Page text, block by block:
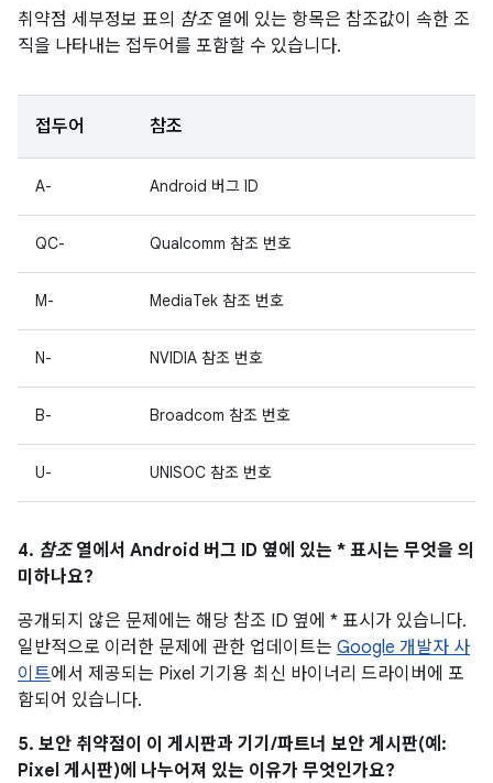
취약점 세부정보 표의 참조열에 있는 항목은 참조값이 속한 조
직을 나타내는 접두어를 포함할 수 있습니다.
접두어 참조
A- Android 버그 ID
QC- Qualcomm 참조 번호
M- MediaTek 참조 번호
N- NVIDIA 참조 번호
B- Broadcom 참조 번호
U- UNISOC 참조 번호
4. 참조열에서 Android 버그 ID 옆에 있는 * 표시는 무엇을 의
미하나요?
공개되지 않은 문제에는 해당 참조 ID 옆에 * 표시가 있습니다.
일반적으로 이러한 문제에 관한 업데이트는 Google 개발자 사
이트에서 제공되는 Pixel 기기용 최신 바이너리 드라이버에 포
함되어 있습니다.
5. 보안 취약점이 이 게시판과 기기/파트너 보안 게시판(예:
Pixel 게시판)에 나누어져 있는 이유가 무엇인가요?